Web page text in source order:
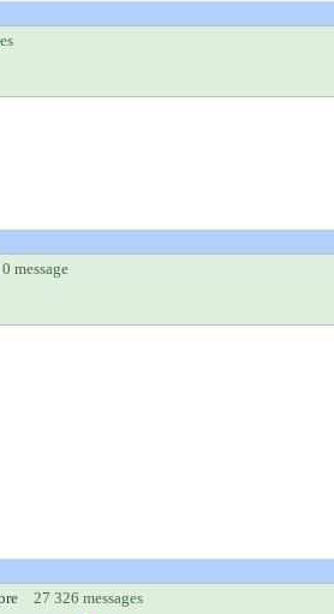
0 message
27 326 messages